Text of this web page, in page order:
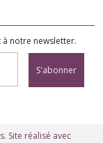
notre newsletter.
S'abonner
Site réalisé avec